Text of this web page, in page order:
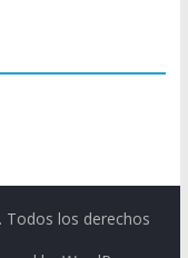
. Todos los derechos